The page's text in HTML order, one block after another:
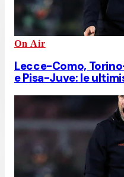
On Air
Lecce-Como,
e Pisa-Juve: le